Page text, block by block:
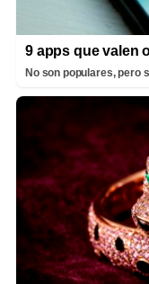
9 apps que valen
No son populares, pero